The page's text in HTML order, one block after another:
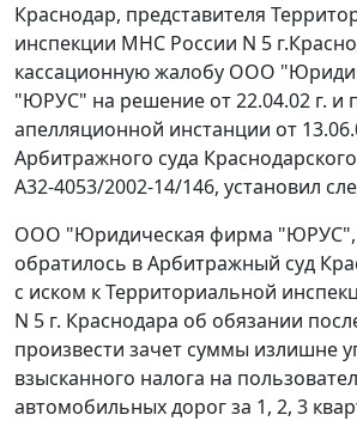
Краснодар, представителя
инспекции МНС России N 5
кассационную жалобу ООО
"ЮРУС" на решение от 22.04.02 г. и
апелляционной инстанции от
Арбитражного суда
А32-4053/2002-14/146, установил
ООО "Юридическая фирма "ЮРУС",
обратилось в Арбитражный суд
с иском к Территориальной
N 5 г. Краснодара об обязании
произвести зачет суммы излишне
взысканного налога на
автомобильных дорог за 1, 2, 3